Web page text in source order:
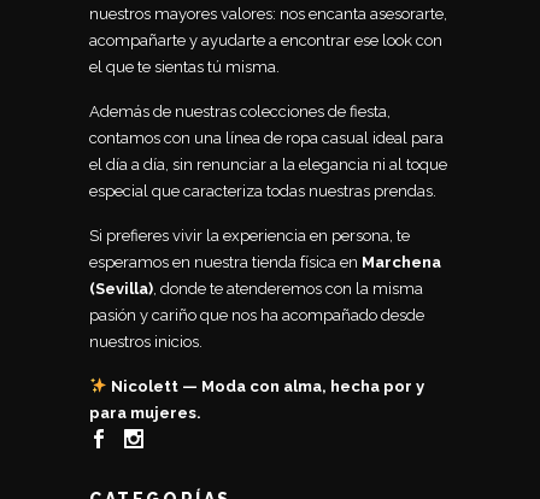
nuestros mayores valores: nos encanta asesorarte,
acompañarte y ayudarte a encontrar ese look con
el que te sientas tú misma.
Además de nuestras colecciones de fiesta,
contamos con una línea de ropa casual ideal para
el día a día, sin renunciar a la elegancia ni al toque
especial que caracteriza todas nuestras prendas.
Si prefieres vivir la experiencia en persona, te
esperamos en nuestra tienda física en Marchena
(Sevilla) , donde te atenderemos con la misma
pasión y cariño que nos ha acompañado desde
nuestros inicios.
Nicolett — Moda con alma, hecha por y
para mujeres.